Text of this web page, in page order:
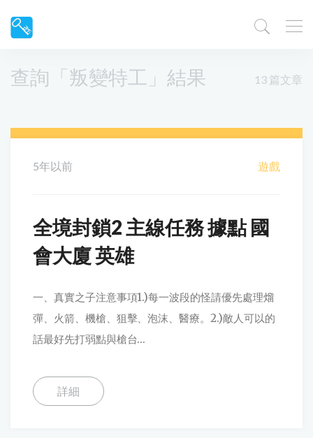
查詢「叛變特工」結果 13 篇文章
5年以前 遊戲
全境封鎖2 主線任務 據點 國
會大廈 英雄
一、真實之子注意事項1.)每一波段的怪請優先處理熘
彈、火箭、機槍、狙擊、泡沫、醫療。2.)敵人可以的
話最好先打弱點與槍台...
詳細